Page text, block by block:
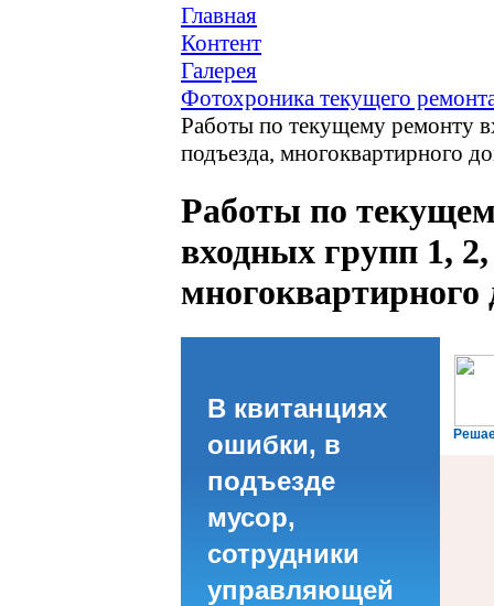
Главная
Контент
Галерея
Фотохроника текущего
Работы по текущему ремонту
подъезда, многоквартирного
Работы по
входных групп 1, 2,
В квитанциях
ошибки, в
подъезде
мусор,
сотрудники
управляющей